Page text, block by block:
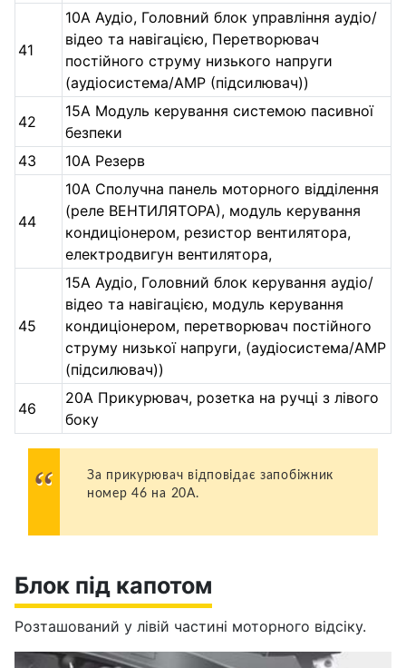
41
10А Аудіо, Головний блок управління аудіо/
відео та навігацією, Перетворювач
постійного струму низького напруги
(аудіосистема/AMP (підсилювач))
42
15А Модуль керування системою пасивної
безпеки
43
10А Резерв
44
10А Сполучна панель моторного відділення
(реле ВЕНТИЛЯТОРА), модуль керування
кондиціонером, резистор вентилятора,
електродвигун вентилятора,
45
15А Аудіо, Головний блок керування аудіо/
відео та навігацією, модуль керування
кондиціонером, перетворювач постійного
струму низької напруги, (аудіосистема/AMP
(підсилювач))
46
20А Прикурювач, розетка на ручці з лівого
боку
За прикурювач відповідає запобіжник
номер 46 на 20А.
Блок під капотом
Розташований у лівій частині моторного відсіку.